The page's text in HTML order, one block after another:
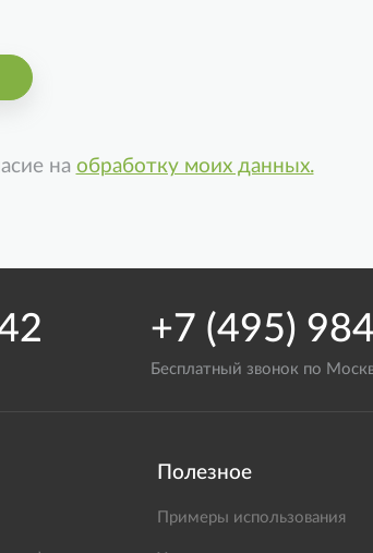
на обработку моих данных.
+7 (495)
Бесплатный звонок по
Полезное
Примеры использования